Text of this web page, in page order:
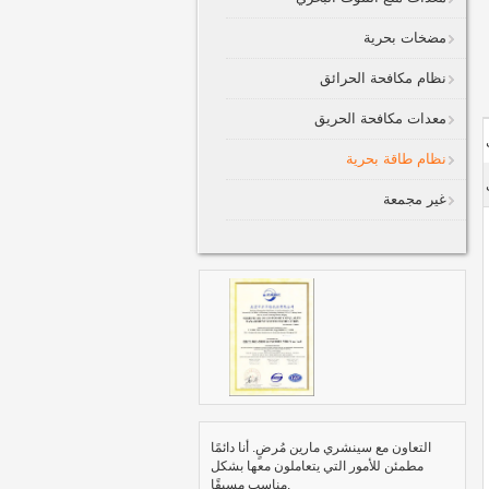
مضخات بحرية
نظام مكافحة الحرائق
معدات مكافحة الحريق
نظام طاقة بحرية
غير مجمعة
التعاون مع سينشري مارين مُرضٍ. أنا دائمًا
مطمئن للأمور التي يتعاملون معها بشكل
مناسب مسبقًا.